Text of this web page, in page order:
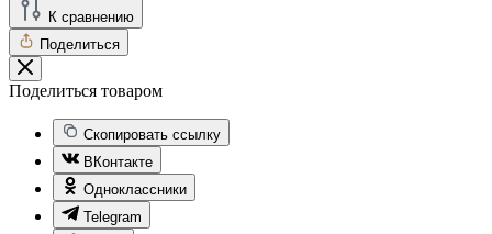
К сравнению
Поделиться
Поделиться товаром
Скопировать ссылку
ВКонтакте
Одноклассники
Telegram